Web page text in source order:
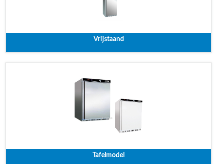
Vrijstaand
Tafelmodel